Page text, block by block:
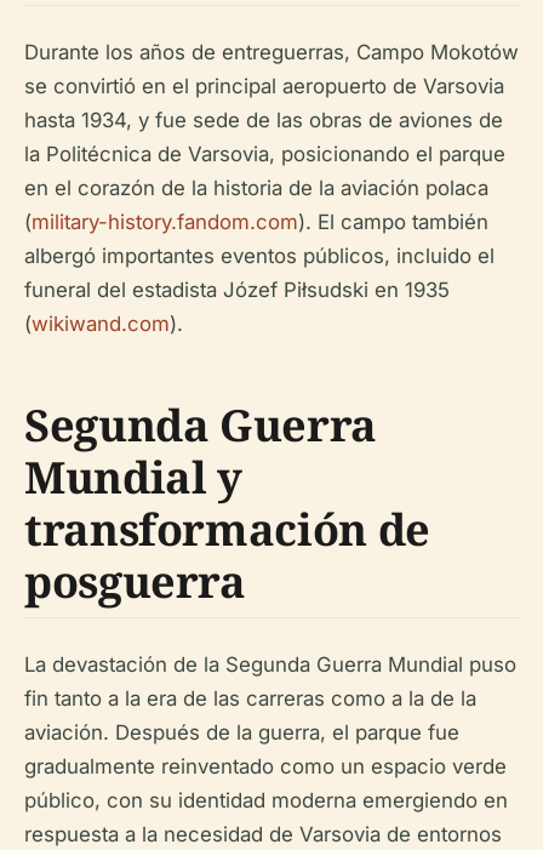
Durante los años de entreguerras, Campo Mokotów
se convirtió en el principal aeropuerto de Varsovia
hasta 1934, y fue sede de las obras de aviones de
la Politécnica de Varsovia, posicionando el parque
en el corazón de la historia de la aviación polaca
(military-history.fandom.com). El campo también
albergó importantes eventos públicos, incluido el
funeral del estadista Józef Piłsudski en 1935
(wikiwand.com).
Segunda Guerra
Mundial y
transformación de
posguerra
La devastación de la Segunda Guerra Mundial puso
fin tanto a la era de las carreras como a la de la
aviación. Después de la guerra, el parque fue
gradualmente reinventado como un espacio verde
público, con su identidad moderna emergiendo en
respuesta a la necesidad de Varsovia de entornos